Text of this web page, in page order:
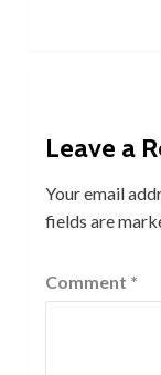
Leave a
Your email
fields are
Comment *